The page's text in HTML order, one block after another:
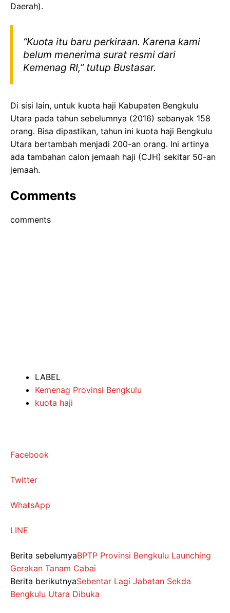
Daerah).
“Kuota itu baru perkiraan. Karena kami
belum menerima surat resmi dari
Kemenag RI,” tutup Bustasar.
Di sisi lain, untuk kuota haji Kabupaten Bengkulu
Utara pada tahun sebelumnya (2016) sebanyak 158
orang. Bisa dipastikan, tahun ini kuota haji Bengkulu
Utara bertambah menjadi 200-an orang. Ini artinya
ada tambahan calon jemaah haji (CJH) sekitar 50-an
jemaah.
Comments
comments
LABEL
Kemenag Provinsi Bengkulu
kuota haji
Facebook
Twitter
WhatsApp
LINE
Berita sebelumyaBPTP Provinsi Bengkulu Launching
Gerakan Tanam Cabai
Berita berikutnyaSebentar Lagi Jabatan Sekda
Bengkulu Utara Dibuka